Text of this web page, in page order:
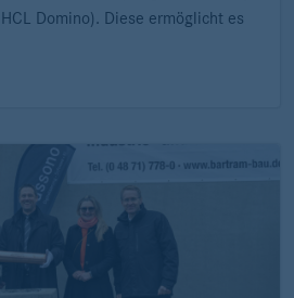
Domino). Diese ermöglicht es